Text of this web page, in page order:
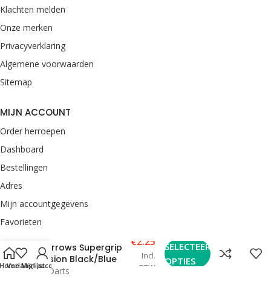
Klachten melden
Onze merken
Privacyverklaring
Algemene voorwaarden
Sitemap
MIJN ACCOUNT
Order herroepen
Dashboard
Bestellingen
Adres
Mijn accountgegevens
Favorieten
CONTACT
van Rooij Darts
Harrows Supergrip
Fusion Black/Blue
€2.25
Incl.
BTW
SELECTEER
OPTIES
Verlanglijst
Mijn account